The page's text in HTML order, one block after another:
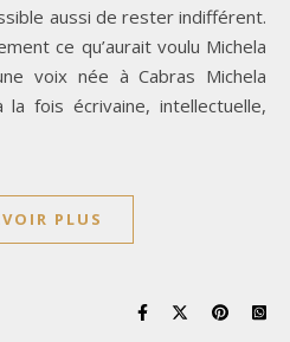
aussi de rester indifférent.
ce qu’aurait voulu Michela
voix née à Cabras Michela
fois écrivaine, intellectuelle,
PLUS